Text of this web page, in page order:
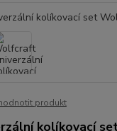
produkt
kolíkovací